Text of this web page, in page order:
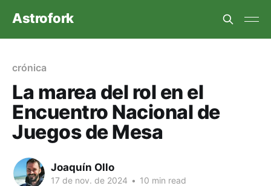
Astrofork
crónica
La marea del rol en el
Encuentro Nacional de
Juegos de Mesa
Joaquín Ollo
17 de nov. de 2024 • 10 min read